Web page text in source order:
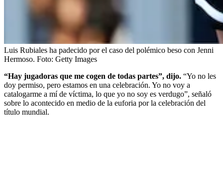
Luis Rubiales ha padecido por el caso del polémico beso con Jenni
Hermoso. Foto: Getty Images
“Hay jugadoras que me cogen de todas partes”, dijo. “Yo no les
doy permiso, pero estamos en una celebración. Yo no voy a
catalogarme a mí de víctima, lo que yo no soy es verdugo”, señaló
sobre lo acontecido en medio de la euforia por la celebración del
título mundial.